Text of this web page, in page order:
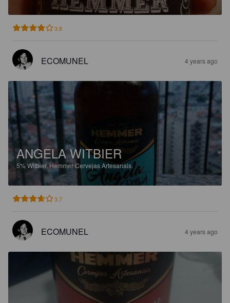
3.8
ECOMUNEL 4 years ago
ANGELA WITBIER
5%Witbier.Hemmer Cervejas Artesanais.
3.7
ECOMUNEL 4 years ago